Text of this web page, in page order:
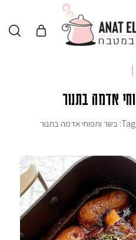
Tag: בשר ותפוחי אדמה בתנור